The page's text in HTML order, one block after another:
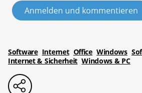
Anmelden und kommentieren
Software Internet Office Windows
Internet & Sicherheit Windows & PC